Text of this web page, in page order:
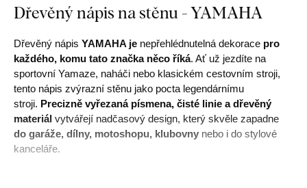
Dřevěný nápis na stěnu - YAMAHA
Dřevěný nápis YAMAHA je nepřehlédnutelná dekorace pro
každého, komu tato značka něco říká. Ať už jezdíte na
sportovní Yamaze, naháči nebo klasickém cestovním stroji,
tento nápis zvýrazní stěnu jako pocta legendárnímu
stroji. Precizně vyřezaná písmena, čisté linie a dřevěný
materiál vytvářejí nadčasový design, který skvěle zapadne
do garáže, dílny, motoshopu, klubovny nebo i do stylové
kanceláře.